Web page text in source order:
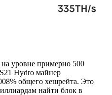
на уровне примерно 500
Hydro майнер
общего хешрейта. Это
найти блок в